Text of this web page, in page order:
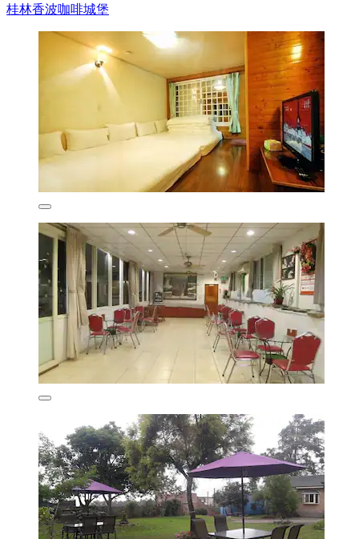
桂林香波咖啡城堡